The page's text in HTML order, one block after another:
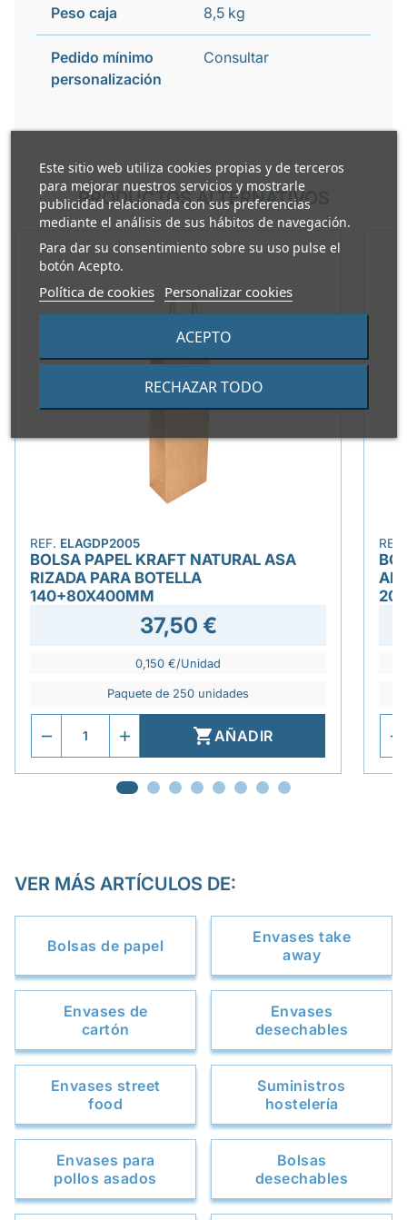
Este sitio web utiliza cookies propias y de terceros
para mejorar nuestros servicios y mostrarle
publicidad relacionada con sus preferencias
mediante el análisis de sus hábitos de navegación.
Para dar su consentimiento sobre su uso pulse el
botón Acepto.
Política de cookies Personalizar cookies
RECHAZAR TODO
ACEPTO
Peso caja 8,5 kg
Pedido mínimo
personalización
Consultar
PRODUCTOS ALTERNATIVOS
REF. ELAGDP2005
BOLSA PAPEL KRAFT NATURAL ASA
RIZADA PARA BOTELLA
140+80X400MM
37,50 €
0,150 €/Unidad
Paquete de 250 unidades
AÑADIR
VER MÁS ARTÍCULOS DE:
Bolsas de papel
Envases take
away
Envases de
cartón
Envases
desechables
Envases street
food
Suministros
hostelería
Envases para
pollos asados
Bolsas
desechables